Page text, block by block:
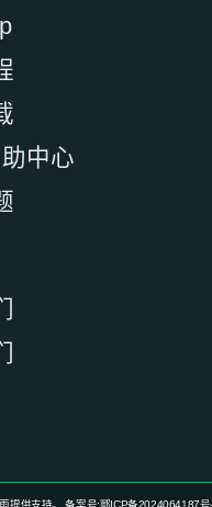
中心
提供支持。 备案号:鄂ICP备2024064187